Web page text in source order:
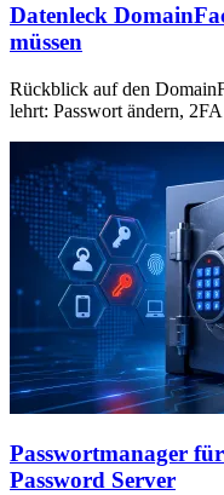
Datenleck
müssen
Rückblick auf den
lehrt: Passwort ändern,
Passwortmanager
Password Server